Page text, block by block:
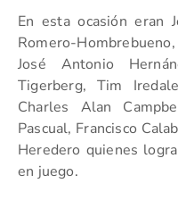
En esta ocasión eran
Romero-
José Antonio
Tigerberg, Tim
Charles Alan
Pascual, Francisco
Heredero quienes
en juego.